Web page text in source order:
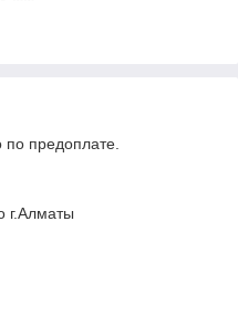
по предоплате.
г.Алматы